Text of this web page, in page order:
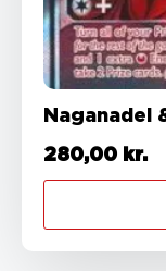
Naganadel
280,00 kr.